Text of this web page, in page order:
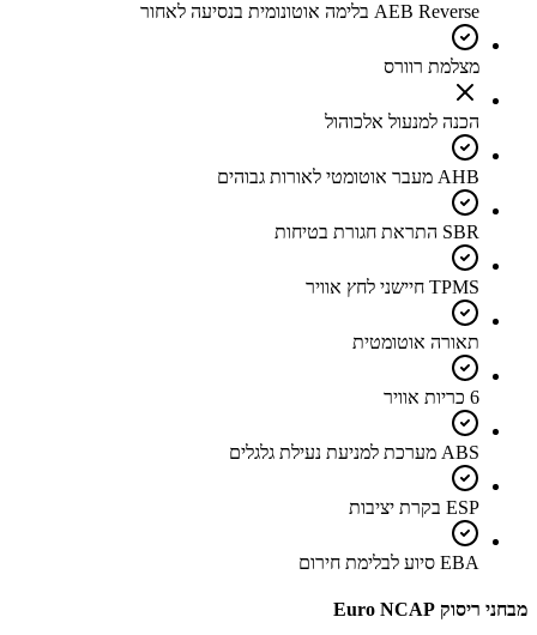
AEB Reverse בלימה אוטונומית בנסיעה לאחור
מצלמת רוורס
הכנה למנעול אלכוהול
AHB מעבר אוטומטי לאורות גבוהים
SBR התראת חגורת בטיחות
TPMS חיישני לחץ אוויר
תאורה אוטומטית
6 כריות אוויר
ABS מערכת למניעת נעילת גלגלים
ESP בקרת יציבות
EBA סיוע לבלימת חירום
מבחני ריסוק Euro NCAP